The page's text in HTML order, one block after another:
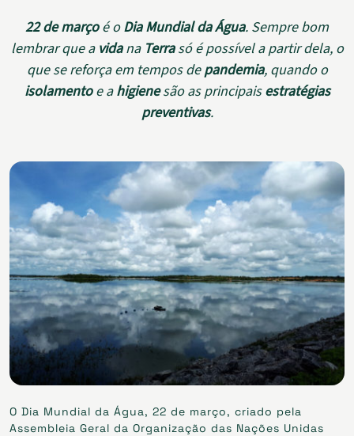
22 de marçoé oDia Mundial da Água. Sempre bom
lembrar que a vidana Terrasó é possível a partir dela, o
que se reforça em tempos depandemia, quando o
isolamentoe ahigienesão as principaisestratégias
preventivas.
O Dia Mundial da Água, 22 de março, criado pela
Assembleia Geral da Organização das Nações Unidas